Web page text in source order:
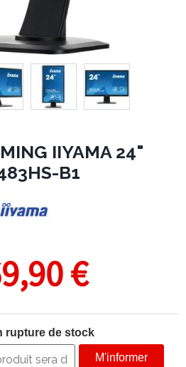
IIYAMA 24"
B1
€
rupture de stock
M'informer